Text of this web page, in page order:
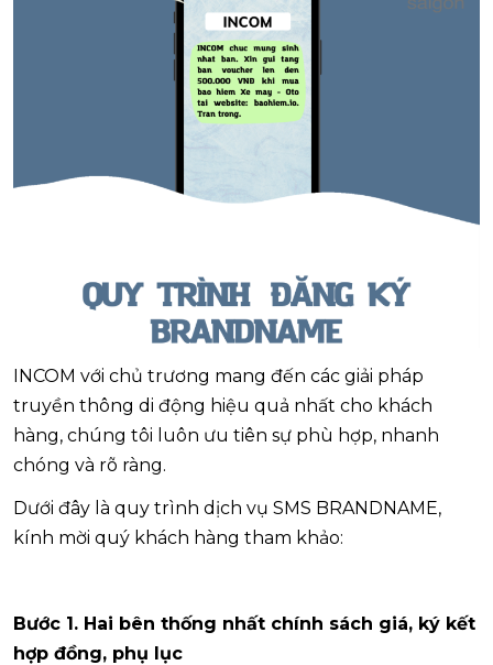
INCOM với chủ trương mang đến các giải pháp
truyền thông di động hiệu quả nhất cho khách
hàng, chúng tôi luôn ưu tiên sự phù hợp, nhanh
chóng và rõ ràng.
Dưới đây là quy trình dịch vụ SMS BRANDNAME,
kính mời quý khách hàng tham khảo:
Bước 1. Hai bên thống nhất chính sách giá, ký kết
hợp đồng, phụ lục